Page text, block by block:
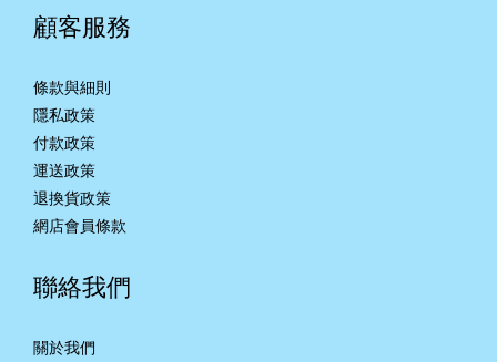
顧客服務
條款與細則
隱私政策
付款政策
運送政策
退換貨政策
網店會員條款
聯絡我們
關於我們